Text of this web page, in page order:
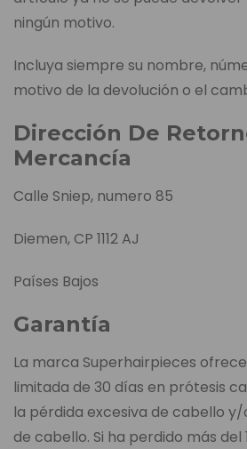
ningún motivo.
Incluya siempre su nombre,
motivo de la devolución o el
Dirección De
Mercancía
Calle Sniep, numero 85
Diemen, CP 1112 AJ
Países Bajos
Garantía
La marca Superhairpieces
limitada de 30 días en prótesis
la pérdida excesiva de cabello
de cabello. Si ha perdido más del